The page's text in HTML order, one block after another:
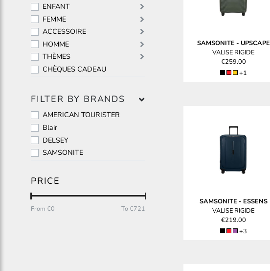
ENFANT
FEMME
ACCESSOIRE
HOMME
THÈMES
CHÈQUES CADEAU
FILTER BY BRANDS
AMERICAN TOURISTER
Blair
DELSEY
SAMSONITE
PRICE
From €0 To €721
SAMSONITE - UPSCAPE
VALISE RIGIDE
€259.00
+1
SAMSONITE - ESSENS
VALISE RIGIDE
€219.00
+3